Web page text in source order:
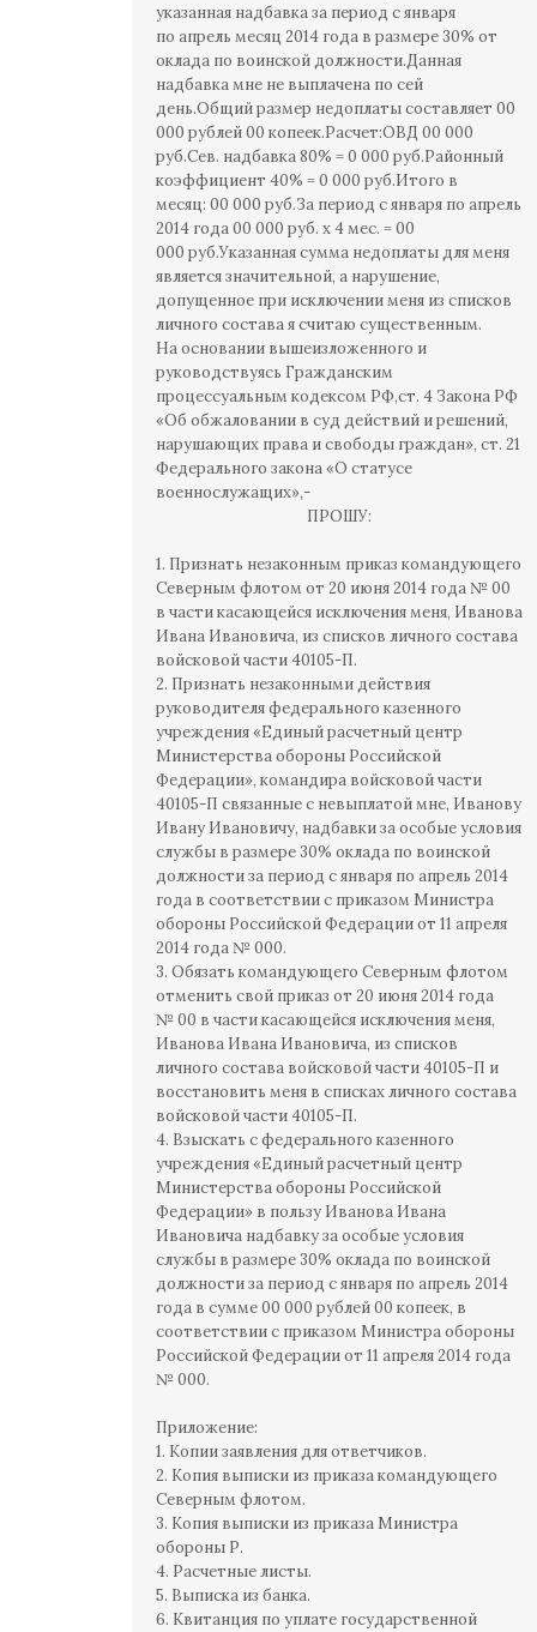
указанная надбавка за период с января
по апрель месяц 2014 года в размере 30% от
оклада по воинской должности.Данная
надбавка мне не выплачена по сей
день.Общий размер недоплаты составляет 00
000 рублей 00 копеек.Расчет:ОВД 00 000
руб.Сев. надбавка 80% = 0 000 руб.Районный
коэффициент 40% = 0 000 руб.Итого в
месяц: 00 000 руб.За период с января по апрель
2014 года 00 000 руб. х 4 мес. = 00
000 руб.Указанная сумма недоплаты для меня
является значительной, а нарушение,
допущенное при исключении меня из списков
личного состава я считаю существенным.
На основании вышеизложенного и
руководствуясь Гражданским
процессуальным кодексом РФ,ст. 4 Закона РФ
«Об обжаловании в суд действий и решений,
нарушающих права и свободы граждан», ст. 21
Федерального закона «О статусе
военнослужащих»,-
ПРОШУ:
1. Признать незаконным приказ командующего
Северным флотом от 20 июня 2014 года № 00
в части касающейся исключения меня, Иванова
Ивана Ивановича, из списков личного состава
войсковой части 40105-П.
2. Признать незаконными действия
руководителя федерального казенного
учреждения «Единый расчетный центр
Министерства обороны Российской
Федерации», командира войсковой части
40105-П связанные с невыплатой мне, Иванову
Ивану Ивановичу, надбавки за особые условия
службы в размере 30% оклада по воинской
должности за период с января по апрель 2014
года в соответствии с приказом Министра
обороны Российской Федерации от 11 апреля
2014 года № 000.
3. Обязать командующего Северным флотом
отменить свой приказ от 20 июня 2014 года
№ 00 в части касающейся исключения меня,
Иванова Ивана Ивановича, из списков
личного состава войсковой части 40105-П и
восстановить меня в списках личного состава
войсковой части 40105-П.
4. Взыскать с федерального казенного
учреждения «Единый расчетный центр
Министерства обороны Российской
Федерации» в пользу Иванова Ивана
Ивановича надбавку за особые условия
службы в размере 30% оклада по воинской
должности за период с января по апрель 2014
года в сумме 00 000 рублей 00 копеек, в
соответствии с приказом Министра обороны
Российской Федерации от 11 апреля 2014 года
№ 000.
Приложение:
1. Копии заявления для ответчиков.
2. Копия выписки из приказа командующего
Северным флотом.
3. Копия выписки из приказа Министра
обороны Р.
4. Расчетные листы.
5. Выписка из банка.
6. Квитанция по уплате государственной